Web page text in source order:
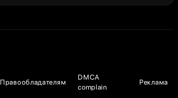
Правообладателям
DMCA
complain
Реклама